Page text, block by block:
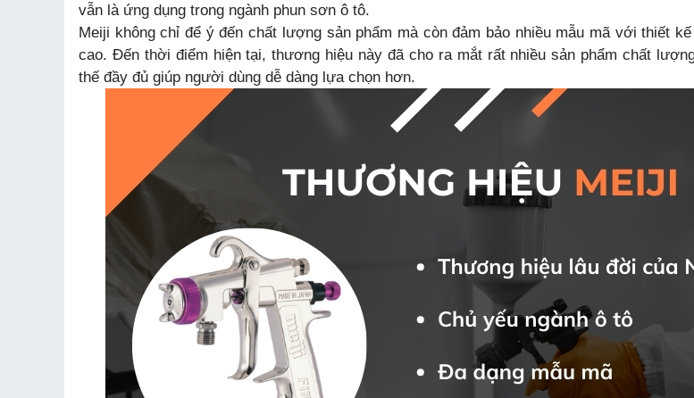
vẫn là ứng dụng trong ngành phun sơn ô tô.
Meiji không chỉ để ý đến chất lượng sản phẩm mà còn đảm bảo nhiều mẫu mã với thiết
cao. Đến thời điểm hiện tại, thương hiệu này đã cho ra mắt rất nhiều sản phẩm chất
thế đầy đủ giúp người dùng dễ dàng lựa chọn hơn.